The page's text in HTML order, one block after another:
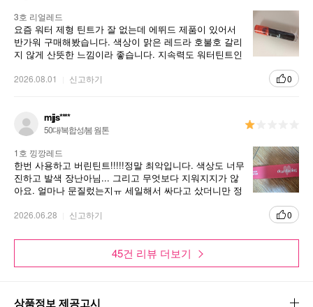
3호 리얼레드
요즘 워터 제형 틴트가 잘 없는데 에뛰드 제품이 있어서
반가워 구매해봤습니다. 색상이 맑은 레드라 호불호 갈리
지 않게 산뜻한 느낌이라 좋습니다. 지속력도 워터틴트인
2026.08.01 신고하기 0
mjjs****
50대/복합성/봄 웜톤
1호 낑깡레드
한번 사용하고 버린틴트!!!!!정말 최악입니다. 색상도 너무
진하고 발색 장난아님... 그리고 무엇보다 지워지지가 않
아요. 얼마나 문질렀는지ㅠ 세일해서 싸다고 샀더니만 정
2026.06.28 신고하기 0
45건 리뷰 더보기
상품정보 제공고시